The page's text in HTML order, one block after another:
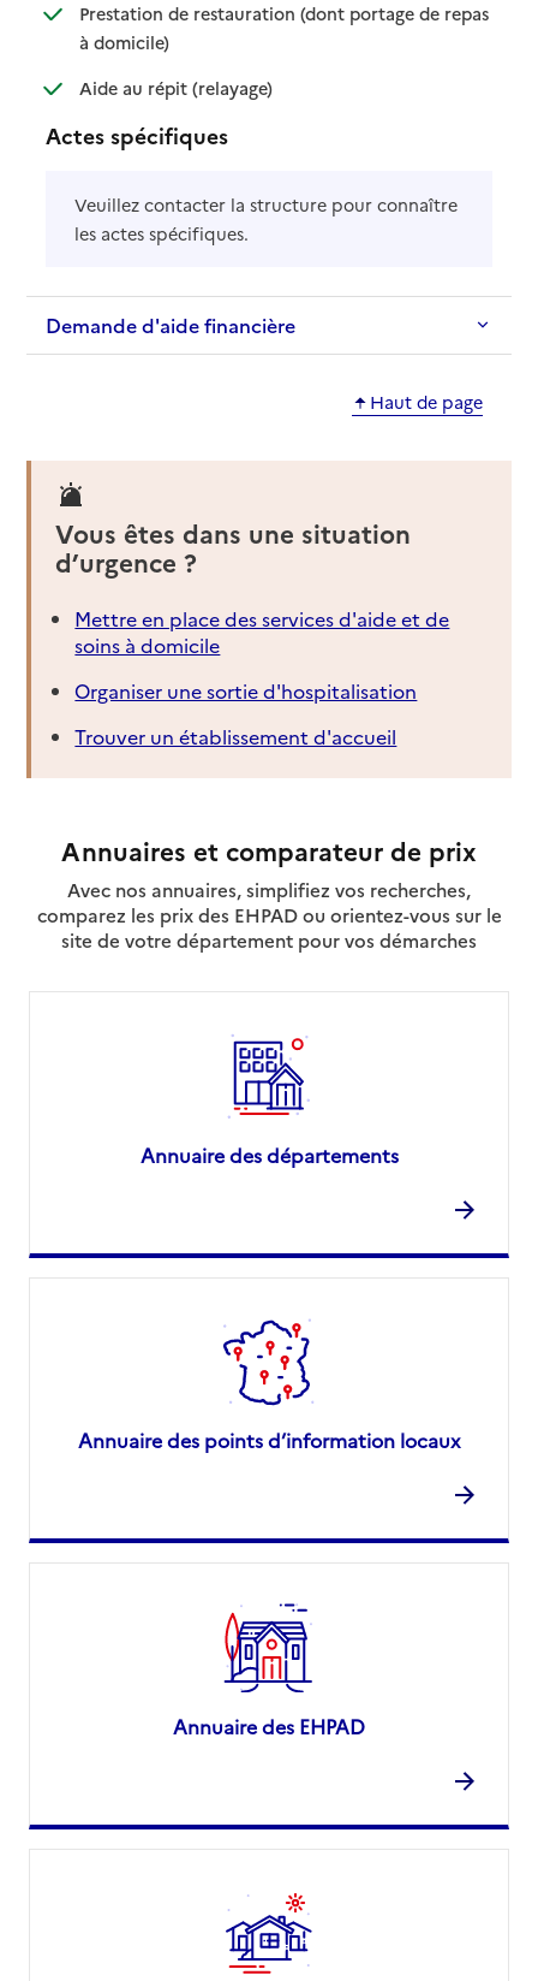
Prestation de restauration (dont portage de repas
à domicile): disponible
: non disponible
Aide au répit (relayage): disponible
: non disponible
Actes spécifiques
Veuillez contacter la structure pour connaître
les actes spécifiques.
Demande d'aide financière
Haut de page
Vous êtes dans une situation
d’urgence ?
Mettre en place des services d'aide et de
soins à domicile
Organiser une sortie d'hospitalisation
Trouver un établissement d'accueil
Annuaires et comparateur de prix
Avec nos annuaires, simplifiez vos recherches,
comparez les prix des EHPAD ou orientez-vous sur le
site de votre département pour vos démarches
Annuaire des départements
Annuaire des points d’information locaux
Annuaire des EHPAD